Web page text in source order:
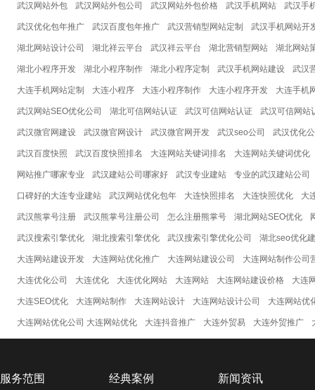
武汉网站外包 武汉网站外包公司 武汉网站外包价格 武汉手机网站 武汉手
武汉优化包年推广 武汉百度包年推广 武汉营销型网站定制 武汉手机网站开
湖北网站设计公司 湖北祥云平台 武汉祥云平台 湖北营销型网站 湖北网站
湖北小程序开发 湖北小程序制作 湖北小程序定制 武汉手机网站建设 武汉
大连手机网站定制 大连小程序 大连小程序制作 大连小程序开发 大连手机
武汉网站SEO优化公司 湖北可信网站认证 武汉可信网站认证 武汉可信网站
武汉微官网建设 武汉微官网设计 武汉微官网开发 武汉seo公司 武汉优化
武汉百度快照 武汉百度快照排名 大连网站关键词排名 大连网站关键词优化
网站推广哪家专业 武汉建站公司哪家好 武汉专业建站 专业的武汉建站公司
口碑好的大连专业建站 武汉网站优化包年 大连快照排名 大连快照优化 大
武汉熊掌号注册 武汉熊掌号注册公司 怎么注册熊掌号 湖北网站SEO优化
武汉搜索引擎优化 湖北搜索引擎优化 武汉搜索引擎优化公司 湖北seo优化
大连网站建设开发 大连网站优化推广 大连网站建设公司 大连网站制作公司
大连优化公司 大连优化 大连优化网站 大连网站 大连网站建设价格 大连
大连SEO优化 大连网站制作 大连网站设计 大连网站设计公司 大连网站优
大连网站优化公司 大连网站优化 大连抖音推广 大连外贸易 大连外贸推广
服务范围 经典案例 新闻资讯